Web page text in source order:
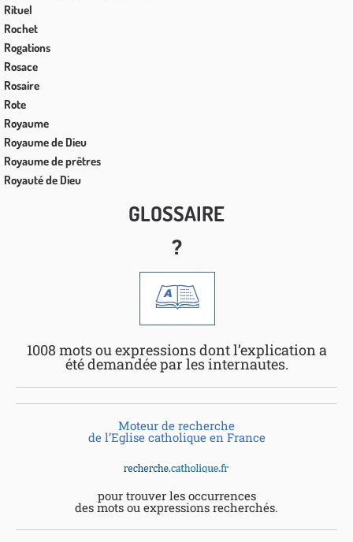
Rituel
Rochet
Rogations
Rosace
Rosaire
Rote
Royaume
Royaume de Dieu
Royaume de prêtres
Royauté de Dieu
GLOSSAIRE
?
1008 mots ou expressions dont l’explication a
été demandée par les internautes.
Moteur de recherche
de l’Eglise catholique en France
pour trouver les occurrences
des mots ou expressions recherchés.